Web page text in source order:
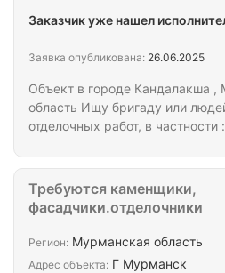
Объект в городе Кандалакша ,
область Ищу бригаду или
отделочных работ, в
- потолок Армстронг. Ищу
исполнителей . Обязательно с
Возможно временное
Заказчик уже нашел
Заявка опубликована: 26.06.2025
Требуются каменщики,
фасадчики.отделочники
Регион: Мурманская область
Адрес объекта: Г Мурманск